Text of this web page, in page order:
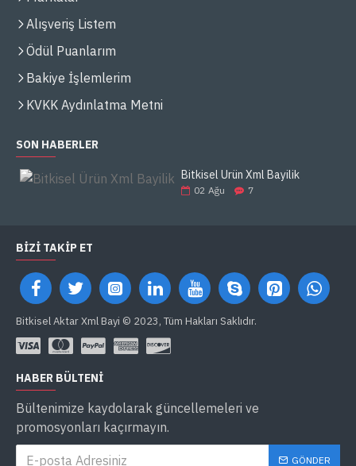
Alışveriş Listem
Ödül Puanlarım
Bakiye İşlemlerim
KVKK Aydınlatma Metni
SON HABERLER
Bitkisel Ürün Xml Bayilik
02 Ağu 7
BIZI TAKIP ET
Bitkisel Aktar Xml Bayi © 2023, Tüm Hakları Saklıdır.
HABER BÜLTENI
Bültenimize kaydolarak güncellemeleri ve
promosyonları kaçırmayın.
GÖNDER